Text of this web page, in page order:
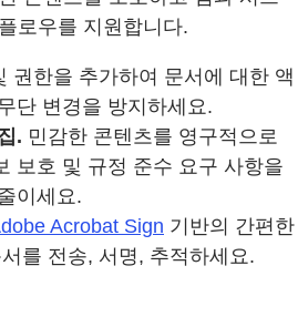
로우를 지원합니다.
권한을 추가하여 문서에 대한 액
단 변경을 방지하세요.
. 민감한 콘텐츠를 영구적으로
보호 및 규정 준수 요구 사항을
이세요.
Acrobat Sign 기반의 간편한
를 전송, 서명, 추적하세요.